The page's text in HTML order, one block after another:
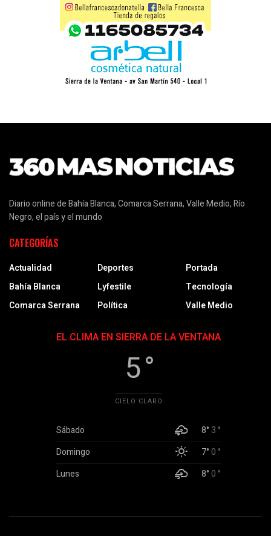
Diario online de Bahía Blanca, Comarca Serrana, Valle Medio, Río
Negro, el país y el mundo
CATEGORÍAS
Actualidad
Bahía Blanca
Comarca Serrana
Deportes
Lyfestile
Política
Portada
Tecnología
Valle Medio
EL CLIMA EN SIERRA DE LA VENTANA
5 °
CIELO CLARO
Sábado 8° 3 °
Domingo
7°0 °
Lunes
8°0 °